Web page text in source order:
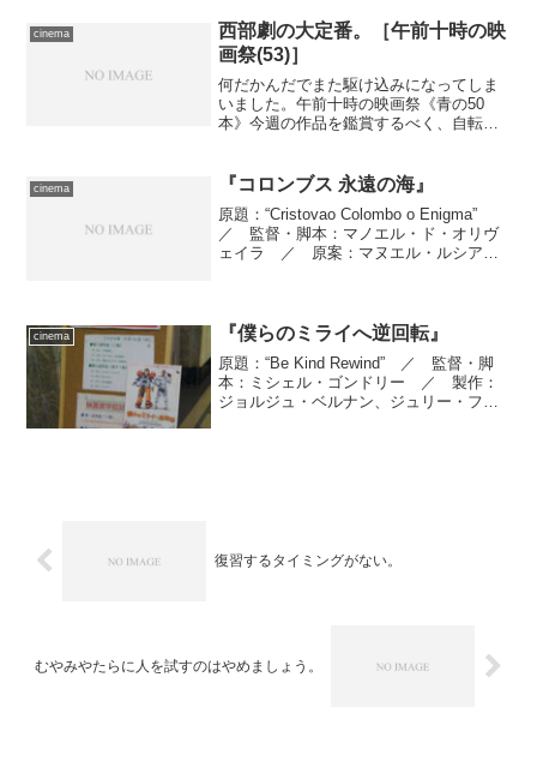
内部にも動きが生じる…… 全体の流れ
のなかでは重要...
cinema
西部劇の大定番。［午前十時の映
画祭(53)］
何だかんだでまた駆け込みになってしま
いました。午前十時の映画祭《青の50
本》今週の作品を鑑賞するべく、自転車
で出かけていると、今日あたりは比較的
過ごしやすい、と断言でき...
cinema 『コロンブス 永遠の海』
原題：“Cristovao Colombo o Enigma”
／ 監督・脚本：マノエル・ド・オリヴ
ェイラ ／ 原案：マヌエル・ルシアー
cinema 『僕らのミライへ逆回転』
原題：“Be Kind Rewind” ／ 監督・脚
本：ミシェル・ゴンドリー ／ 製作：
ジョルジュ・ベルナン、ジュリー・フォ
復習するタイミングがない。
むやみやたらに人を試すのはやめましょう。